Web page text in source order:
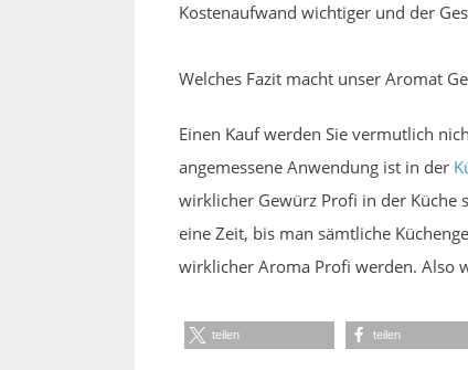
Kostenaufwand wichtiger und der
Welches Fazit macht unser Aromat
Einen Kauf werden Sie vermutlich
angemessene Anwendung ist in der
wirklicher Gewürz Profi in der Küche
eine Zeit, bis man sämtliche
wirklicher Aroma Profi werden. Also
teilen teilen